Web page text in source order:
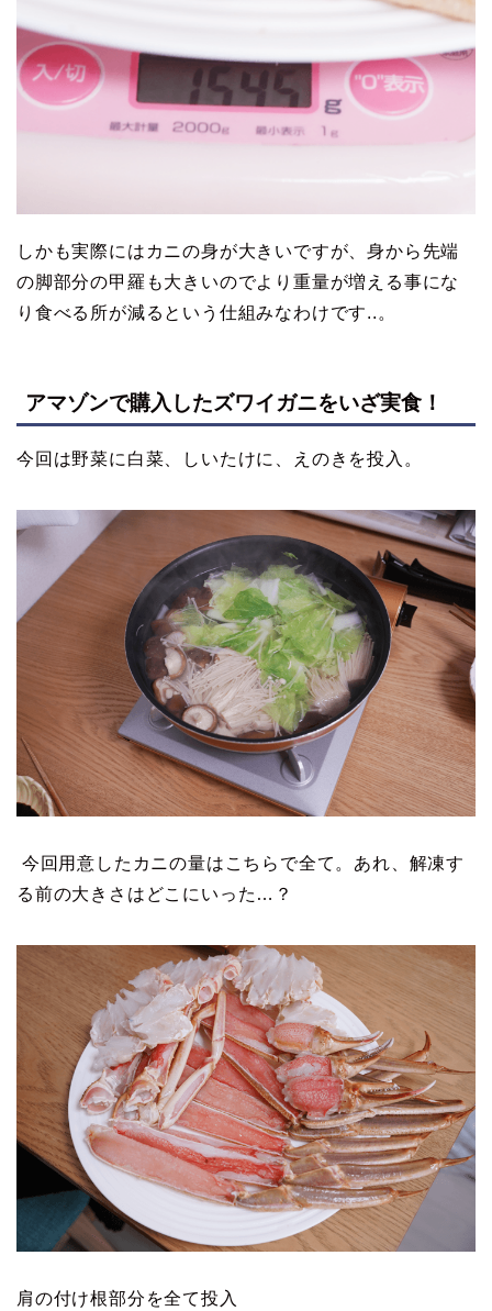
しかも実際にはカニの身が大きいですが、身から先端
の脚部分の甲羅も大きいのでより重量が増える事にな
り食べる所が減るという仕組みなわけです..。
アマゾンで購入したズワイガニをいざ実食！
今回は野菜に白菜、しいたけに、えのきを投入。
今回用意したカニの量はこちらで全て。あれ、解凍す
る前の大きさはどこにいった…？
肩の付け根部分を全て投入